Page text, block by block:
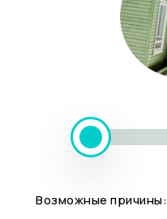
Возможные причины: